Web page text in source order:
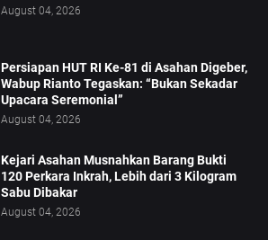
August 04, 2026
Persiapan HUT RI Ke-81 di Asahan Digeber,
Wabup Rianto Tegaskan: “Bukan Sekadar
Upacara Seremonial”
August 04, 2026
Kejari Asahan Musnahkan Barang Bukti
120 Perkara Inkrah, Lebih dari 3 Kilogram
Sabu Dibakar
August 04, 2026